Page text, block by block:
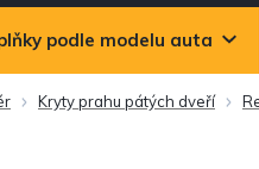
podle modelu auta
Kryty prahu pátých dveří